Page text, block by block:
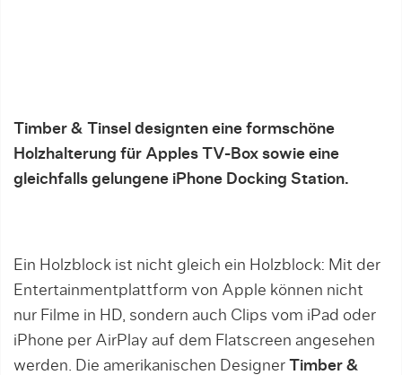
Timber & Tinsel designten eine formschöne
Holzhalterung für Apples TV-Box sowie eine
gleichfalls gelungene iPhone Docking Station.
Ein Holzblock ist nicht gleich ein Holzblock: Mit der
Entertainmentplattform von Apple können nicht
nur Filme in HD, sondern auch Clips vom iPad oder
iPhone per AirPlay auf dem Flatscreen angesehen
werden. Die amerikanischen Designer Timber &